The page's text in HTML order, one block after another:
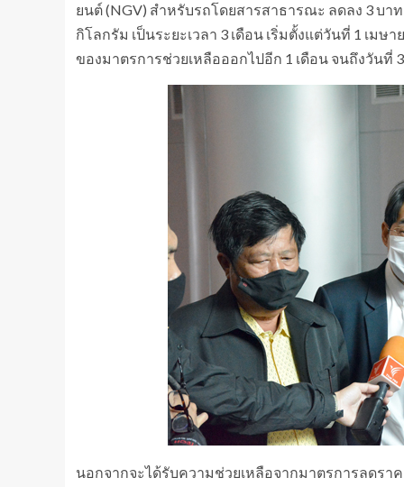
ยนต์ (NGV) สำหรับรถโดยสารสาธารณะ ลดลง 3 บา
กิโลกรัม เป็นระยะเวลา 3 เดือน เริ่มตั้งแต่วันที่ 1 เม
ของมาตรการช่วยเหลือออกไปอีก 1 เดือน จนถึงวันที่
นอกจากจะได้รับความช่วยเหลือจากมาตรการลดร